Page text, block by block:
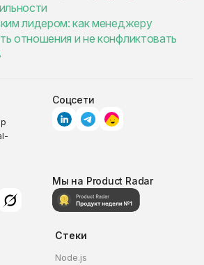
лидером: как менеджеру
отношения и не конфликтовать
Соцсети
Мы на Product Radar
Стеки
Node.js